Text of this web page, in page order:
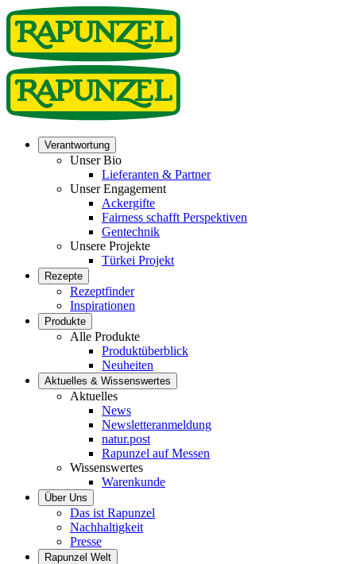
Verantwortung
Unser Bio
Lieferanten & Partner
Unser Engagement
Ackergifte
Fairness schafft Perspektiven
Gentechnik
Unsere Projekte
Türkei Projekt
Rezepte
Rezeptfinder
Inspirationen
Produkte
Alle Produkte
Produktüberblick
Neuheiten
Aktuelles & Wissenswertes
Aktuelles
News
Newsletteranmeldung
natur.post
Rapunzel auf Messen
Wissenswertes
Warenkunde
Über Uns
Das ist Rapunzel
Nachhaltigkeit
Presse
Rapunzel Welt